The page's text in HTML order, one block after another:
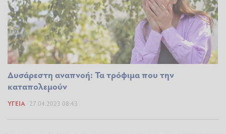
Δυσάρεστη αναπνοή: Τα τρόφιμα που την
καταπολεμούν
ΥΓΕΊΑ 27.04.2023 08:43